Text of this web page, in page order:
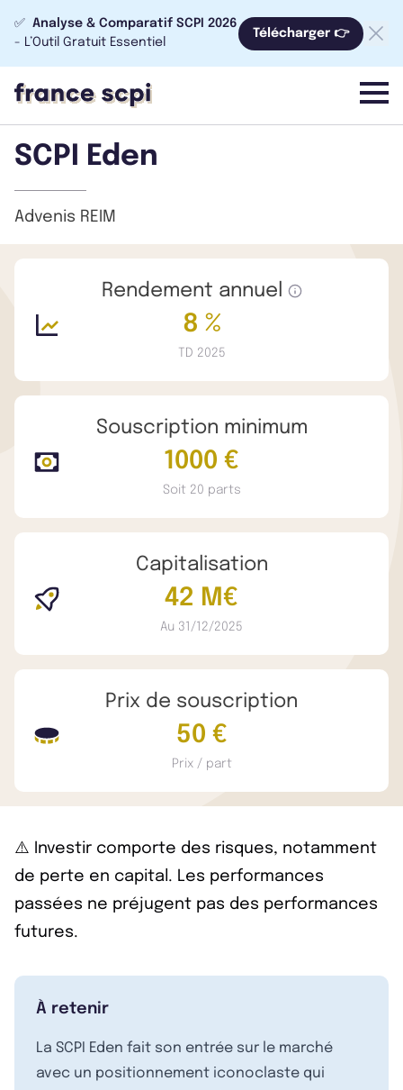
✅ Analyse & Comparatif SCPI 2026
- L’Outil Gratuit Essentiel
Télécharger 👉
menu
SCPI Eden
Advenis REIM
Rendement annuel
8 %
TD 2025
Souscription minimum
1000 €
Soit 20 parts
Capitalisation
42 M€
Au 31/12/2025
Prix de souscription
50 €
Prix / part
⚠️ Investir comporte des risques, notamment
de perte en capital. Les performances
passées ne préjugent pas des performances
futures.
À retenir
La SCPI Eden fait son entrée sur le marché
avec un positionnement iconoclaste qui